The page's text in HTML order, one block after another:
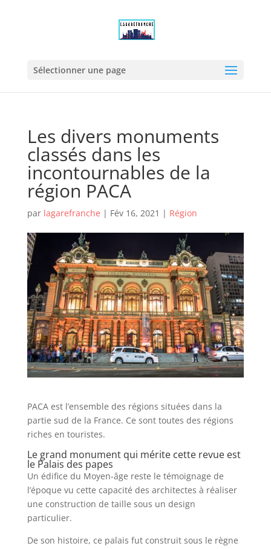
Sélectionner une page
Les divers monuments
classés dans les
incontournables de la
région PACA
par lagarefranche | Fév 16, 2021 | Région
PACA est l’ensemble des régions situées dans la
partie sud de la France. Ce sont toutes des régions
riches en touristes.
Le grand monument qui mérite cette revue est
le Palais des papes
Un édifice du Moyen-âge reste le témoignage de
l’époque vu cette capacité des architectes à réaliser
une construction de taille sous un design
particulier.
De son histoire, ce palais fut construit sous le règne